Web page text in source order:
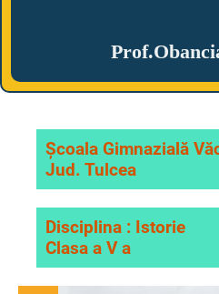
Școala Gimnazială
Jud. Tulcea
Disciplina : Istorie
Clasa a V a